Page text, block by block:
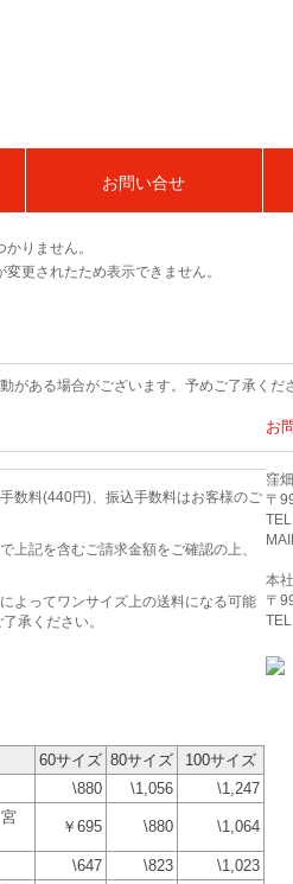
お問い合せ
りません。
更されたため表示できません。
がある場合がございます。予めご了承くだ
数料(440円)、振込手数料はお客様のご
上記を含むご請求金額をご確認の上、
よってワンサイズ上の送料になる可能
承ください。
60サイズ 80サイズ
100サイズ
\880 \1,056
\1,247
￥695 \880 \1,064
\647 \823
\1,023
お
窪
〒
本
〒